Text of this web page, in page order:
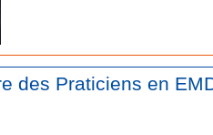
des Praticiens en